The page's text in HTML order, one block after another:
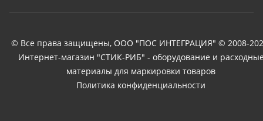
© Все права защищены, ООО "ПОС ИНТЕГРАЦИЯ" © 2008-
Интернет-магазин "СТИК-РИБ" - оборудование и
материалы для маркировки товаров
Политика конфиденциальности